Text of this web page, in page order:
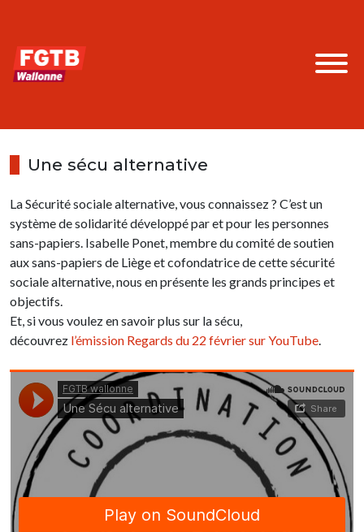
Une sécu alternative
La Sécurité sociale alternative, vous connaissez ? C’est un
système de solidarité développé par et pour les personnes
sans-papiers. Isabelle Ponet, membre du comité de soutien
aux sans-papiers de Liège et cofondatrice de cette sécurité
sociale alternative, nous en présente les grands principes et
objectifs.
Et, si vous voulez en savoir plus sur la sécu,
découvrez l’émission Regards du 22 février sur YouTube